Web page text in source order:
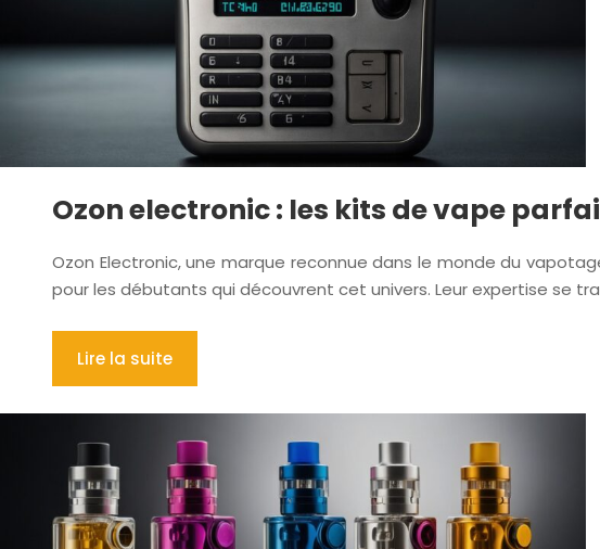
Ozon electronic : les kits de vape
Ozon Electronic, une marque reconnue dans le monde du
pour les débutants qui découvrent cet univers. Leur expertise se
Lire la suite